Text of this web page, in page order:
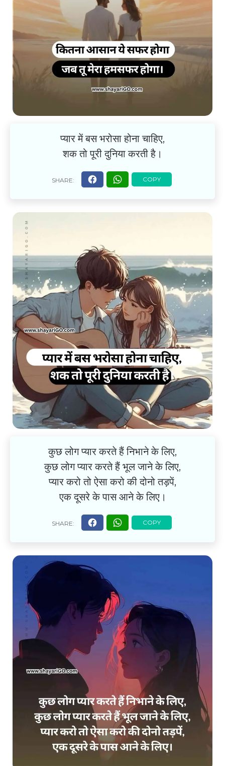
प्यार में बस भरोसा होना चाहिए,
शक तो पूरी दुनिया करती है।
कुछ लोग प्यार करते हैं निभाने के लिए,
कुछ लोग प्यार करते हैं भूल जाने के लिए,
प्यार करो तो ऐसा करो की दोनो तड़पें,
एक दूसरे के पास आने के लिए।